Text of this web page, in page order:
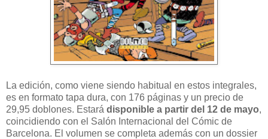
La edición, como viene siendo habitual en estos integrales,
es en formato tapa dura, con 176 páginas y un precio de
29,95 doblones. Estará disponible a partir del 12 de mayo,
coincidiendo con el Salón Internacional del Cómic de
Barcelona. El volumen se completa además con un dossier